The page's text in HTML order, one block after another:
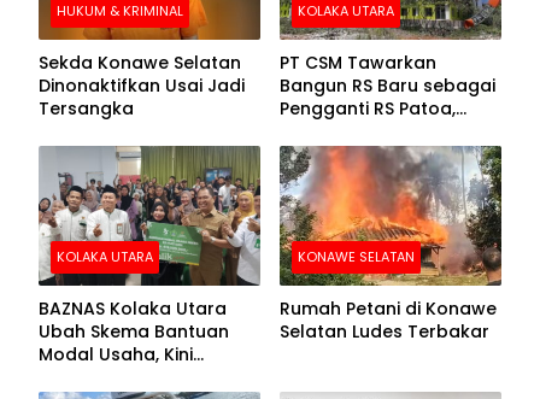
HUKUM & KRIMINAL
Sekda Konawe Selatan
Dinonaktifkan Usai Jadi
Tersangka
KOLAKA UTARA
PT CSM Tawarkan
Bangun RS Baru sebagai
Pengganti RS Patoa,
Kolut
KOLAKA UTARA
BAZNAS Kolaka Utara
Ubah Skema Bantuan
Modal Usaha, Kini
KONAWE SELATAN
Rumah Petani di Konawe
Selatan Ludes Terbakar